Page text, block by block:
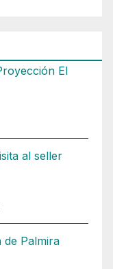
El
al seller
de Palmira